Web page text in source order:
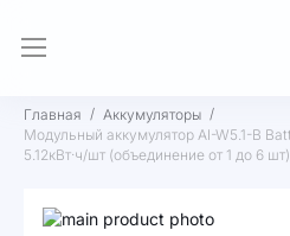
Главная
Аккумуляторы
Модульный аккумулятор AI-W5.1-B
5.12кВт·ч/шт (объединение от 1 до 6 шт)
Пропустить